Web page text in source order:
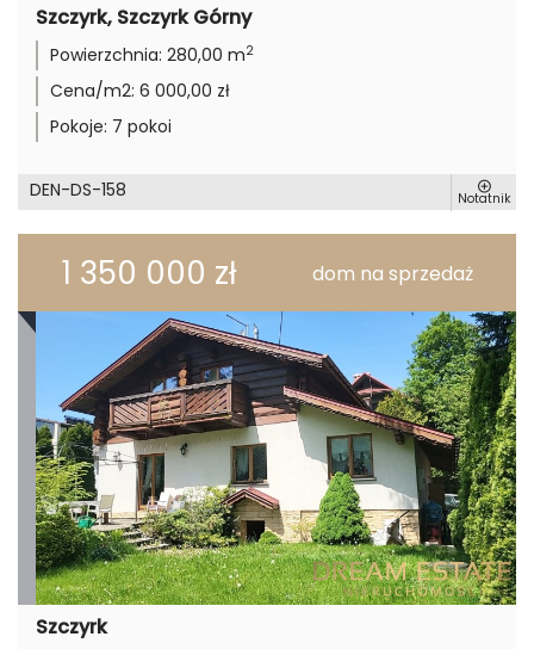
Szczyrk, Szczyrk Górny
Powierzchnia: 280,00 m2
Cena/m2: 6 000,00 zł
Pokoje: 7 pokoi
DEN-DS-158 Notatnik
1 350 000 zł dom na sprzedaż
Szczyrk